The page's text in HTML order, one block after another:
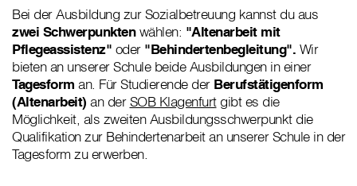
Bei der Ausbildung zur Sozialbetreuung kannst du aus
zwei Schwerpunktenwählen: "Altenarbeit mit
Pflegeassistenz" oder "Behindertenbegleitung". Wir
bieten an unserer Schule beide Ausbildungen in einer
Tagesform an. Für Studierende der Berufstätigenform
(Altenarbeit) an derSOB Klagenfurtgibt es die
Möglichkeit, als zweiten Ausbildungsschwerpunkt die
Qualifikation zur Behindertenarbeit an unserer Schule in der
Tagesform zu erwerben.